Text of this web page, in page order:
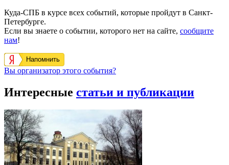
Куда-СПБ в курсе всех событий, которые пройдут в Санкт-
Петербурге.
Если вы знаете о событии, которого нет на сайте, сообщите
нам!
Напомнить
Вы организатор этого события?
Интересные статьи и публикации